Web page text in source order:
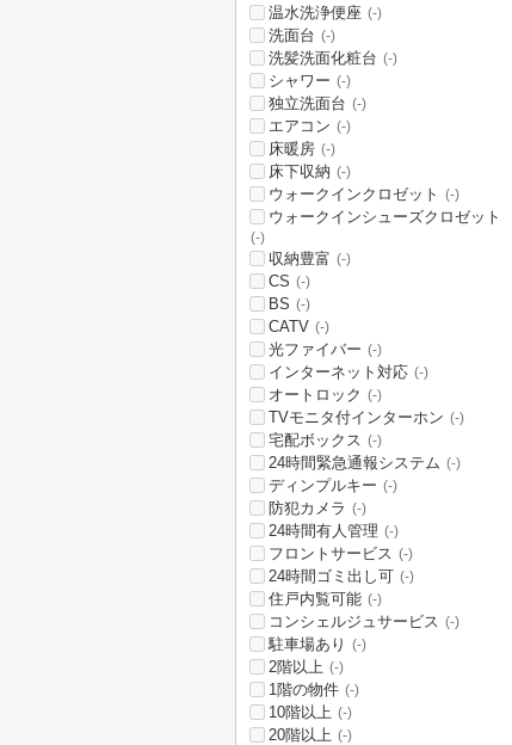
温水洗浄便座 (-)
洗面台 (-)
洗髪洗面化粧台 (-)
シャワー (-)
独立洗面台 (-)
エアコン (-)
床暖房 (-)
床下収納 (-)
ウォークインクロゼット (-)
ウォークインシューズクロゼット
(-)
収納豊富 (-)
CS (-)
BS (-)
CATV (-)
光ファイバー (-)
インターネット対応 (-)
オートロック (-)
TVモニタ付インターホン (-)
宅配ボックス (-)
24時間緊急通報システム (-)
ディンプルキー (-)
防犯カメラ (-)
24時間有人管理 (-)
フロントサービス (-)
24時間ゴミ出し可 (-)
住戸内覧可能 (-)
コンシェルジュサービス (-)
駐車場あり (-)
2階以上 (-)
1階の物件 (-)
10階以上 (-)
20階以上 (-)